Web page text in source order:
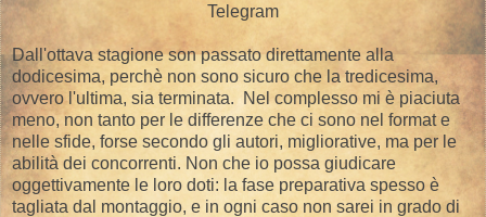
Telegram
Dall'ottava stagione son passato direttamente alla
dodicesima, perchè non sono sicuro che la tredicesima,
ovvero l'ultima, sia terminata. Nel complesso mi è piaciuta
meno, non tanto per le differenze che ci sono nel format e
nelle sfide, forse secondo gli autori, migliorative, ma per le
abilità dei concorrenti. Non che io possa giudicare
oggettivamente le loro doti: la fase preparativa spesso è
tagliata dal montaggio, e in ogni caso non sarei in grado di